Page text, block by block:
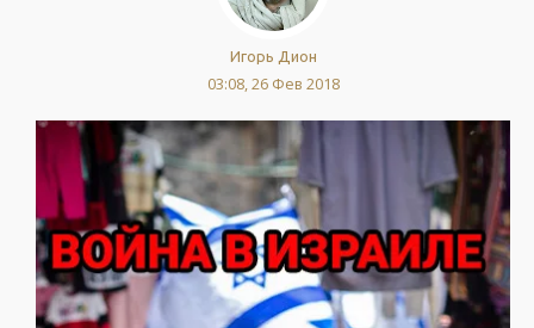
Игорь Дион
03:08, 26 Фев 2018